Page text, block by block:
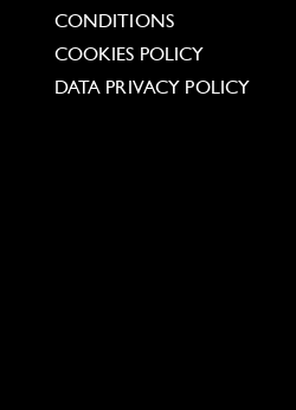
CONDITIONS
COOKIES POLICY
DATA PRIVACY POLICY